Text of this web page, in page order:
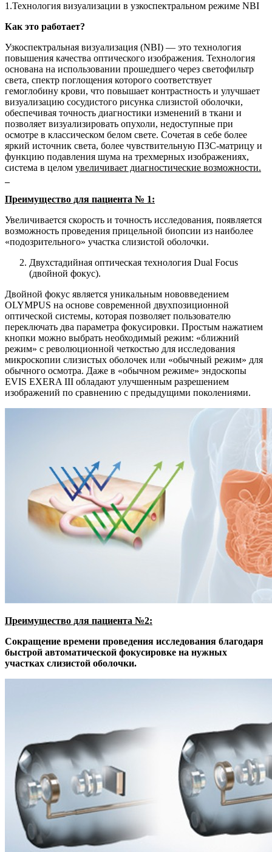
1.Технология визуализации в узкоспектральном режиме NBI
Как это работает?
Узкоспектральная визуализация (NBI) — это технология
повышения качества оптического изображения. Технология
основана на использовании прошедшего через светофильтр
света, спектр поглощения которого соответствует
гемоглобину крови, что повышает контрастность и улучшает
визуализацию сосудистого рисунка слизистой оболочки,
обеспечивая точность диагностики изменений в ткани и
позволяет визуализировать опухоли, недоступные при
осмотре в классическом белом свете. Сочетая в себе более
яркий источник света, более чувствительную ПЗС-матрицу и
функцию подавления шума на трехмерных изображениях,
система в целом увеличивает диагностические возможности.
Преимущество для пациента № 1:
Увеличивается скорость и точность исследования, появляется
возможность проведения прицельной биопсии из наиболее
«подозрительного» участка слизистой оболочки.
Двухстадийная оптическая технология Dual Focus
(двойной фокус).
Двойной фокус является уникальным нововведением
OLYMPUS на основе современной двухпозиционной
оптической системы, которая позволяет пользователю
переключать два параметра фокусировки. Простым нажатием
кнопки можно выбрать необходимый режим: «ближний
режим» с революционной четкостью для исследования
микроскопии слизистых оболочек или «обычный режим» для
обычного осмотра. Даже в «обычном режиме» эндоскопы
EVIS EXERA III обладают улучшенным разрешением
изображений по сравнению с предыдущими поколениями.
Преимущество для пациента №2:
Сокращение времени проведения исследования благодаря
быстрой автоматической фокусировке на нужных
участках слизистой оболочки.